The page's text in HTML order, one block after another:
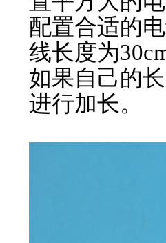
配置合适的
线长度为
如果自己的
进行加长。